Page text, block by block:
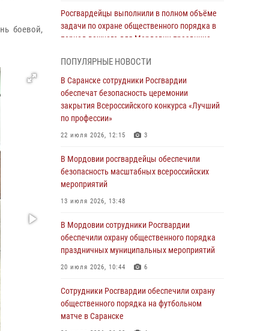
боевой,
Росгвардейцы выполнили в полном объёме
задачи по охране общественного порядка в
период важного для Мордовии праздника
В Мордовии руководство и личный состав
Росгвардии приняли участие в празднествах,
посвящённых 25-летию канонизации Фёдора
Ушакова
06 августа 2026, 08:14
В Саранске сотрудники Росгвардии
задержали дебошира, повредившего
имущество в кафе
06 августа 2026, 07:03
В Саранске по обращению жителей
правоохранители отреагировали
незамедлительно
05 августа 2026, 15:04
В Саранске сотрудники Росгвардии
задержали мужчину, подозреваемого в
причинении телесных повреждений супруге
ПОПУЛЯРНЫЕ НОВОСТИ
В Саранске сотрудники Росгвардии
обеспечат безопасность церемонии
закрытия Всероссийского конкурса «Лучший
по профессии»
22 июля 2026, 12:15 3
В Мордовии росгвардейцы обеспечили
безопасность масштабных всероссийских
мероприятий
13 июля 2026, 13:48
В Мордовии сотрудники Росгвардии
обеспечили охрану общественного порядка
праздничных муниципальных мероприятий
20 июля 2026, 10:44 6
Сотрудники Росгвардии обеспечили охрану
общественного порядка на футбольном
матче в Саранске